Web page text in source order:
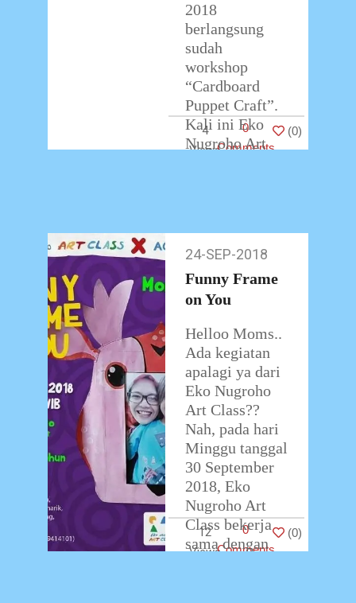
2018
berlangsung
sudah
workshop
“Cardboard
Puppet Craft”.
Kali ini Eko
Nugroho Art
Hotel dalam
menggelar
kegiatan seni
…
4
0
Comments
(0)
24-
Sep-
2018
24-SEP-2018
Funny Frame
on You
Helloo Moms..
Ada kegiatan
apalagi ya dari
Eko Nugroho
Art Class??
Nah, pada hari
Minggu tanggal
30 September
2018, Eko
Nugroho Art
Class bekerja
sama dengan
12
0
Comments
(0)